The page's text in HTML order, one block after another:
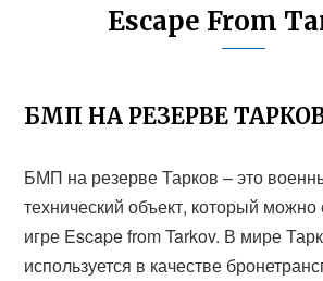
Escape From
БМП НА РЕЗЕРВЕ
БМП на резерве Тарков – это
технический объект, который
игре Escape from Tarkov. В мире
используется в качестве